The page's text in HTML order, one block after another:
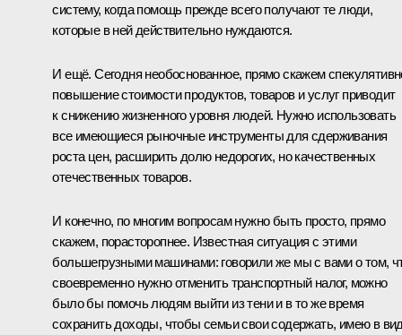
систему, когда помощь прежде всего получают те люди,
которые в ней действительно нуждаются.
И ещё. Сегодня необоснованное, прямо скажем
повышение стоимости продуктов, товаров и услуг приводит
к снижению жизненного уровня людей. Нужно использовать
все имеющиеся рыночные инструменты для сдерживания
роста цен, расширить долю недорогих, но качественных
отечественных товаров.
И конечно, по многим вопросам нужно быть просто, прямо
скажем, порасторопнее. Известная ситуация с этими
большегрузными машинами: говорили же мы с вами о том,
своевременно нужно отменить транспортный налог, можно
было бы помочь людям выйти из тени и в то же время
сохранить доходы, чтобы семьи свои содержать, имею в